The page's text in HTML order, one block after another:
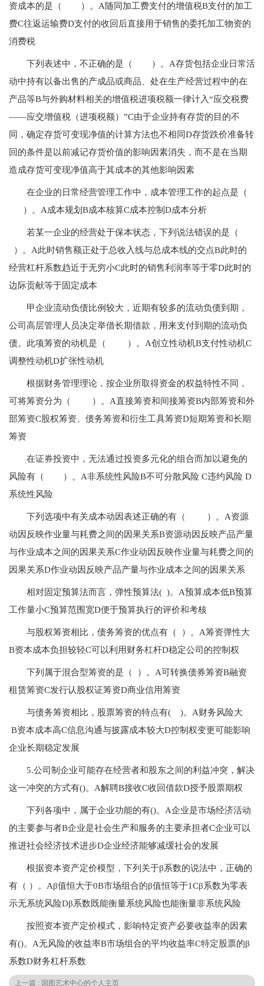
资成本的是（ ）。A随同加工费支付的增值税B支付的加工
费C往返运输费D支付的收回后直接用于销售的委托加工物资的
消费税
下列表述中，不正确的是（ ）。A存货包括企业日常活
动中持有以备出售的产成品或商品、处在生产经营过程中的在
产品等B与外购材料相关的增值税进项税额一律计入“应交税费
——应交增值税（进项税额）”C由于企业持有存货的目的不
同，确定存货可变现净值的计算方法也不相同D存货跌价准备转
回的条件是以前减记存货价值的影响因素消失，而不是在当期
造成存货可变现净值高于其成本的其他影响因素
在企业的日常经营管理工作中，成本管理工作的起点是（
）。A成本规划B成本核算C成本控制D成本分析
若某一企业的经营处于保本状态，下列说法错误的是（
）。A此时销售额正处于总收入线与总成本线的交点B此时的
经营杠杆系数趋近于无穷小C此时的销售利润率等于零D此时的
边际贡献等于固定成本
甲企业流动负债比例较大，近期有较多的流动负债到期，
公司高层管理人员决定举借长期借款，用来支付到期的流动负
债。此项筹资的动机是（ ）。A创立性动机B支付性动机C
调整性动机D扩张性动机
根据财务管理理论，按企业所取得资金的权益特性不同，
可将筹资分为（ ）。A直接筹资和间接筹资B内部筹资和外
部筹资C股权筹资、债务筹资和衍生工具筹资D短期筹资和长期
筹资
在证券投资中，无法通过投资多元化的组合而加以避免的
风险有（ ）。A非系统性风险B不可分散风险 C违约风险 D
系统性风险
下列选项中有关成本动因表述正确的有（ ）。A资源
动因反映作业量与耗费之间的因果关系B资源动因反映产品产量
与作业成本之间的因果关系C作业动因反映作业量与耗费之间的
因果关系D作业动因反映产品产量与作业成本之间的因果关系
相对固定预算法而言，弹性预算法( )。A预算成本低B预算
工作量小C预算范围宽D便于预算执行的评价和考核
与股权筹资相比，债务筹资的优点有（ ）。A筹资弹性大
B资本成本负担较轻C可以利用财务杠杆D稳定公司的控制权
下列属于混合型筹资的是（ ）。A可转换债券筹资B融资
租赁筹资C发行认股权证筹资D商业信用筹资
与债务筹资相比，股票筹资的特点有( )。A财务风险大
B资本成本高C信息沟通与披露成本较大D控制权变更可能影响
企业长期稳定发展
5.公司制企业可能存在经营者和股东之间的利益冲突，解决
这一冲突的方式有()。A解聘B接收C收回借款D授予股票期权
下列各项中，属于企业功能的有()。A企业是市场经济活动
的主要参与者B企业是社会生产和服务的主要承担者C企业可以
推进社会经济技术进步D企业经济能够减缓社会的发展
根据资本资产定价模型，下列关于β系数的说法中，正确的
有（ ）。Aβ值恒大于0B市场组合的β值恒等于1Cβ系数为零表
示无系统风险Dβ系数既能衡量系统风险也能衡量非系统风险
按照资本资产定价模式，影响特定资产必要收益率的因素
有()。A无风险的收益率B市场组合的平均收益率C特定股票的β
系数D财务杠杆系数
上一篇 : 国图艺术中心的个人主页